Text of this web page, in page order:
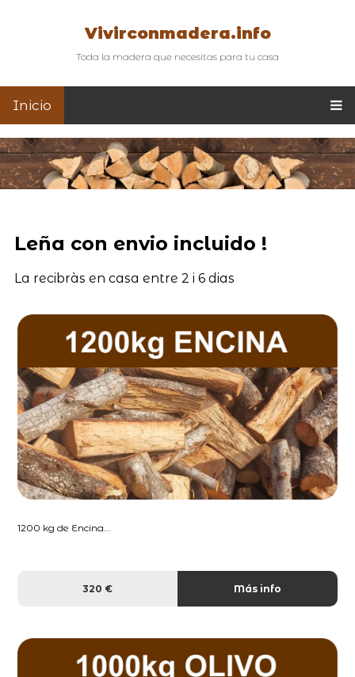
Vivirconmadera.info
Toda la madera que necesitas para tu casa
Inicio
Leña con envio incluido !
La recibràs en casa entre 2 i 6 dias
1200 kg de Encina...
320 € Más info